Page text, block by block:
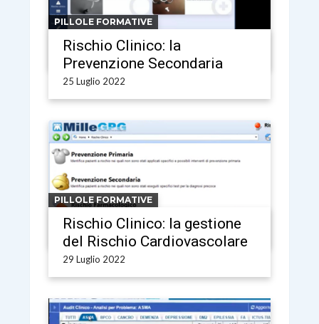
PILLOLE FORMATIVE
Rischio Clinico: la
Prevenzione Secondaria
25 Luglio 2022
PILLOLE FORMATIVE
Rischio Clinico: la gestione
del Rischio Cardiovascolare
29 Luglio 2022